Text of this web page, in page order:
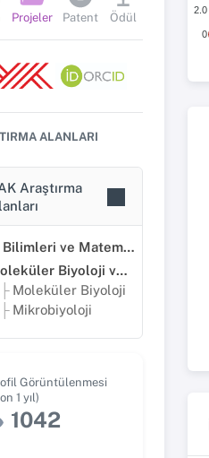
Projeler Patent Ödül
ALANLARI
Araştırma
Fen Bilimleri ve Matematik
Moleküler Biyoloji ve Genetik
Moleküler Biyoloji
Mikrobiyoloji
Görüntülenmesi
1 yıl)
1042
2.0
0